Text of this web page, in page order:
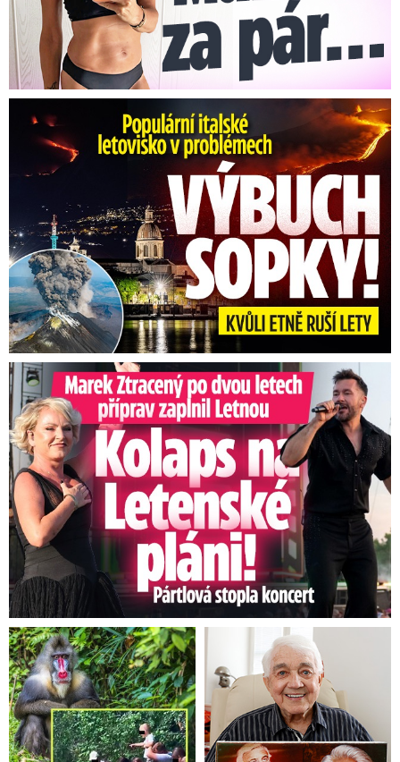
Erupce sicilské sopky Etny: Ruší desítky letů
Marek Ztracený na Letné: Pártlová stopla koncert